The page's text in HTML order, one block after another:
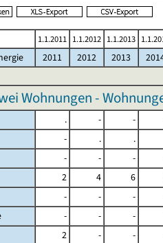
1.1.2011 1.1.2012 1.1.2013
2011 2012 2013
Wohnungen -
. - -
- . .
- - -
2 4 6
- - -
- - -
2 - -